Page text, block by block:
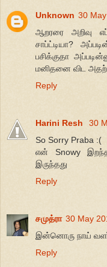
Unknown 30
ஆறரரை அறிவு
சாப்ட்டியா?
பசிக்குதா
மனிதனை விட
Reply
Harini Resh
30
So Sorry Praba :(
என் Snowy
இருந்தது
Reply
சமுத்ரா 30 May
இன்னொரு நாய்
Reply